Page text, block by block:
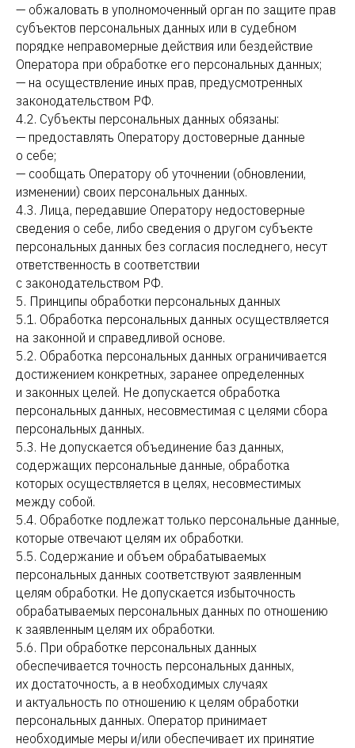
— обжаловать в уполномоченный орган по защите прав
субъектов персональных данных или в судебном
порядке неправомерные действия или бездействие
Оператора при обработке его персональных данных;
— на осуществление иных прав, предусмотренных
законодательством РФ.
4.2. Субъекты персональных данных обязаны:
— предоставлять Оператору достоверные данные
о себе;
— сообщать Оператору об уточнении (обновлении,
изменении) своих персональных данных.
4.3. Лица, передавшие Оператору недостоверные
сведения о себе, либо сведения о другом субъекте
персональных данных без согласия последнего, несут
ответственность в соответствии
с законодательством РФ.
5. Принципы обработки персональных данных
5.1. Обработка персональных данных осуществляется
на законной и справедливой основе.
5.2. Обработка персональных данных ограничивается
достижением конкретных, заранее определенных
и законных целей. Не допускается обработка
персональных данных, несовместимая с целями сбора
персональных данных.
5.3. Не допускается объединение баз данных,
содержащих персональные данные, обработка
которых осуществляется в целях, несовместимых
между собой.
5.4. Обработке подлежат только персональные данные,
которые отвечают целям их обработки.
5.5. Содержание и объем обрабатываемых
персональных данных соответствуют заявленным
целям обработки. Не допускается избыточность
обрабатываемых персональных данных по отношению
к заявленным целям их обработки.
5.6. При обработке персональных данных
обеспечивается точность персональных данных,
их достаточность, а в необходимых случаях
и актуальность по отношению к целям обработки
персональных данных. Оператор принимает
необходимые меры и/или обеспечивает их принятие